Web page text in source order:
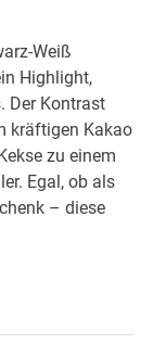
Weiß
Highlight,
Der Kontrast
kräftigen Kakao
zu einem
Egal, ob als
– diese